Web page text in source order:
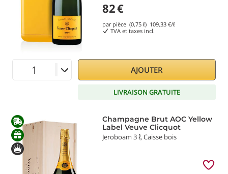
82€
par pièce (0,75 ℓ) 109,33€/ℓ
TVA et taxes incl.
AJOUTER
LIVRAISON GRATUITE
Champagne Brut AOC Yellow
Label Veuve Clicquot
Jeroboam 3 ℓ, Caisse bois